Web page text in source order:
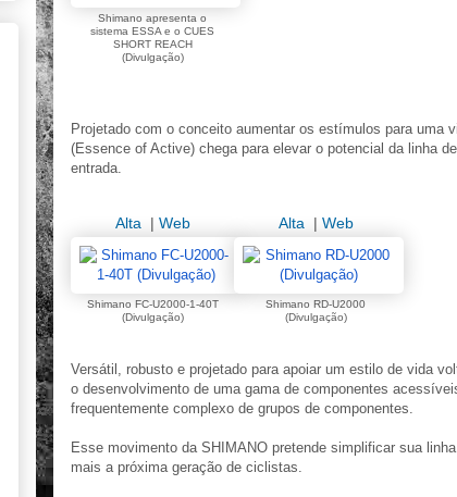
Shimano apresenta o
sistema ESSA e o CUES
SHORT REACH
(Divulgação)
Projetado com o conceito aumentar os estímulos para uma
(Essence of Active) chega para elevar o potencial da linha
entrada.
Alta | Web
Shimano FC-U2000-1-40T
(Divulgação)
Alta | Web
Shimano RD-U2000
(Divulgação)
Versátil, robusto e projetado para apoiar um estilo de vida
o desenvolvimento de uma gama de componentes
frequentemente complexo de grupos de componentes.
Esse movimento da SHIMANO pretende simplificar sua
mais a próxima geração de ciclistas.